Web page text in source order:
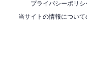
プライバシーポリシ
当サイトの情報について